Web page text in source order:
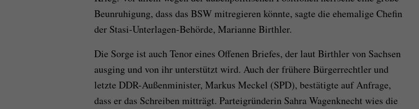
Beunruhigung, dass das BSW mitregieren könnte, sagte die ehemalige Chefin
der Stasi-Unterlagen-Behörde, Marianne Birthler.
Die Sorge ist auch Tenor eines Offenen Briefes, der laut Birthler von Sachsen
ausging und von ihr unterstützt wird. Auch der frühere Bürgerrechtler und
letzte DDR-Außenminister, Markus Meckel (SPD), bestätigte auf Anfrage,
dass er das Schreiben mitträgt. Parteigründerin Sahra Wagenknecht wies die